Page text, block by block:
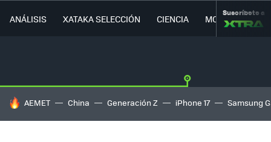
ANÁLISIS XATAKA SELECCIÓN CIENCIA MOVILIDAD
Suscríbete a
HOY SE HABLA DE
AEMET China Generación Z iPhone 17 Samsung